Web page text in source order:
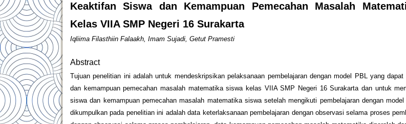
Keaktifan Siswa dan Kemampuan Pemecahan Masalah
Kelas VIIA SMP Negeri 16 Surakarta
Iqliima Filasthiin Falaakh, Imam Sujadi, Getut Pramesti
Abstract
Tujuan penelitian ini adalah untuk mendeskripsikan pelaksanaan pembelajaran dengan model PBL yang
dan kemampuan pemecahan masalah matematika siswa kelas VIIA SMP Negeri 16 Surakarta dan untuk
siswa dan kemampuan pemecahan masalah matematika siswa setelah mengikuti pembelajaran dengan
dikumpulkan pada penelitian ini adalah data keterlaksanaan pembelajaran dengan observasi selama proses